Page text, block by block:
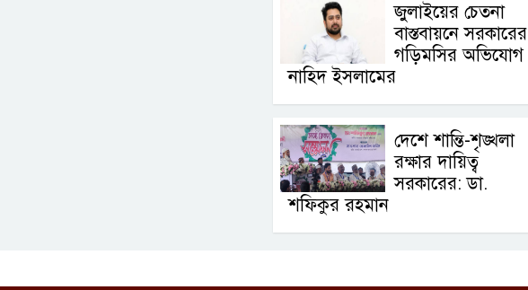
জুলাইয়ের চেতনা
বাস্তবায়নে সরকারের
গড়িমসির অভিযোগ
নাহিদ ইসলামের
দেশে শান্তি-শৃঙ্খলা
রক্ষার দায়িত্ব
সরকারের: ডা.
শফিকুর রহমান